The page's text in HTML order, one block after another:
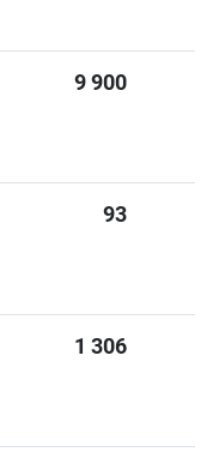
9 900
93
1 306